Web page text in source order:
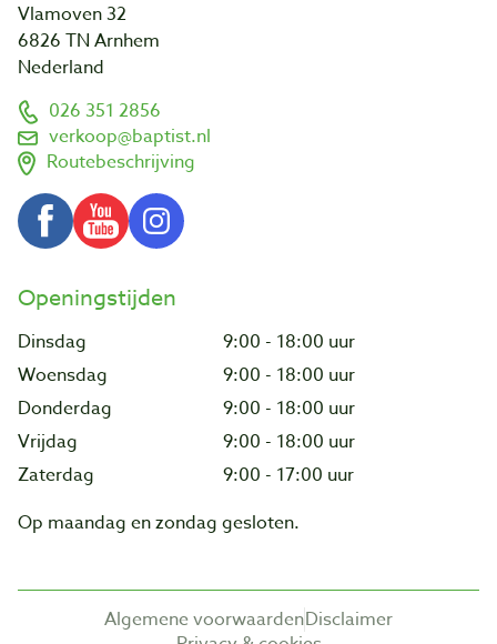
Vlamoven 32
6826 TN Arnhem
Nederland
026 351 2856
verkoop@baptist.nl
Routebeschrijving
Openingstijden
Dinsdag
9:00 - 18:00 uur
Woensdag
9:00 - 18:00 uur
Donderdag
9:00 - 18:00 uur
Vrijdag
9:00 - 18:00 uur
Zaterdag
9:00 - 17:00 uur
Op maandag en zondag gesloten.
Algemene voorwaardenDisclaimer